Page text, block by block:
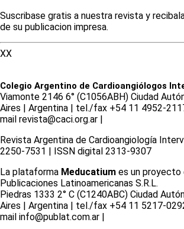
Suscribase gratis a nuestra revista y
de su publicacion impresa.
XX
Colegio Argentino de Cardioangiólogos
Viamonte 2146 6° (C1056ABH) Ciudad
Aires | Argentina | tel./fax +54 11 4952-
mail revista@caci.org.ar |
Revista Argentina de Cardioangiologí­a
2250-7531 | ISSN digital 2313-9307
La plataforma Meducatium es un proyecto
Publicaciones Latinoamericanas S.R.L.
Piedras 1333 2° C (C1240ABC) Ciudad
Aires | Argentina | tel./fax +54 11 5217-
mail info@publat.com.ar |